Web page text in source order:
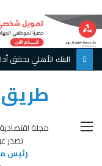
البنك الأهلي يحقق
مجلة
تصدر
رئيس
القائمة